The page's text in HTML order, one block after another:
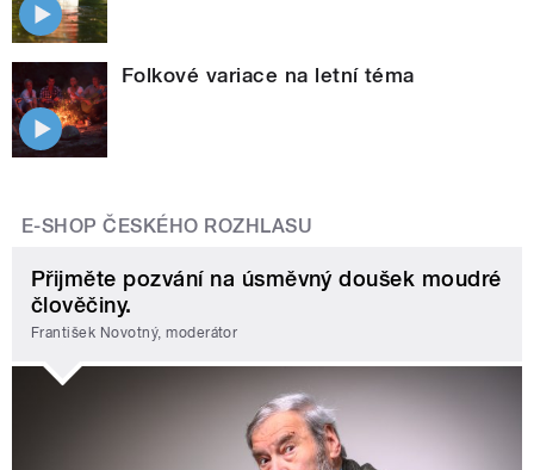
Folkové variace na letní téma
E-SHOP ČESKÉHO ROZHLASU
Přijměte pozvání na úsměvný doušek moudré
člověčiny.
František Novotný, moderátor